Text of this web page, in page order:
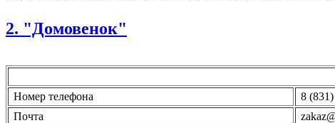
2. "Домовенок"
Номер телефона
8
Почта